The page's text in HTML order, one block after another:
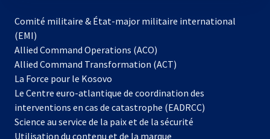
Comité militaire & État-major militaire international
(EMI)
Allied Command Operations (ACO)
dans
nouvel
onglet
Allied Command Transformation (ACT)
La Force pour le Kosovo
dans
un
nouvel
onglet
Le Centre euro-atlantique de coordination des
interventions en cas de catastrophe (EADRCC)
Science au service de la paix et de la sécurité
Utilisation du contenu et de la marque